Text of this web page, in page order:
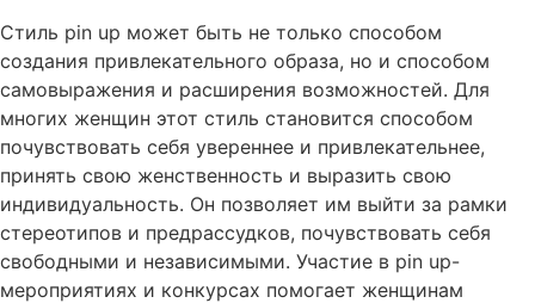
Стиль pin up может быть не только способом
создания привлекательного образа, но и способом
самовыражения и расширения возможностей. Для
многих женщин этот стиль становится способом
почувствовать себя увереннее и привлекательнее,
принять свою женственность и выразить свою
индивидуальность. Он позволяет им выйти за рамки
стереотипов и предрассудков, почувствовать себя
свободными и независимыми. Участие в pin up-
мероприятиях и конкурсах помогает женщинам